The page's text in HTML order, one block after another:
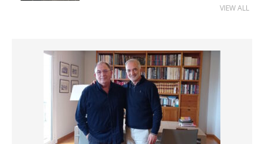
VIEW ALL